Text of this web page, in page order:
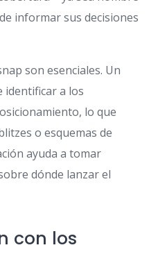
informar sus decisiones
son esenciales. Un
identificar a los
lo que
o esquemas de
ayuda a tomar
dónde lanzar el
con los